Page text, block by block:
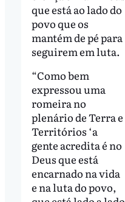
que está ao lado do
povo que os
mantém de pé para
seguirem em luta.
“Como bem
expressou uma
romeira no
plenário de Terra e
Territórios ‘a
gente acredita é no
Deus que está
encarnado na vida
e na luta do povo,